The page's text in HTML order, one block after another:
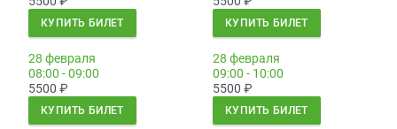
КУПИТЬ БИЛЕТ КУПИТЬ БИЛЕТ
28 февраля
08:00 - 09:00
5500 ₽
КУПИТЬ БИЛЕТ
28 февраля
09:00 - 10:00
5500 ₽
КУПИТЬ БИЛЕТ